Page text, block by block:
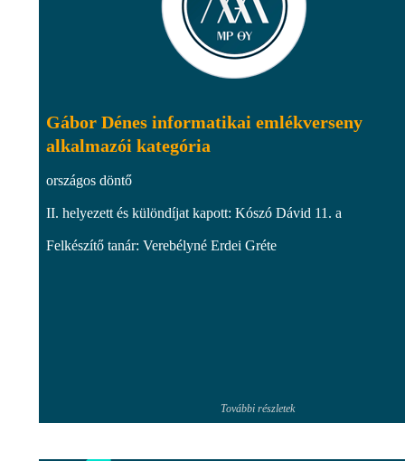
Gábor Dénes informatikai emlékverseny
alkalmazói kategória
országos döntő
II. helyezett és különdíjat kapott: Kószó Dávid 11. a
Felkészítő tanár: Verebélyné Erdei Gréte
További részletek